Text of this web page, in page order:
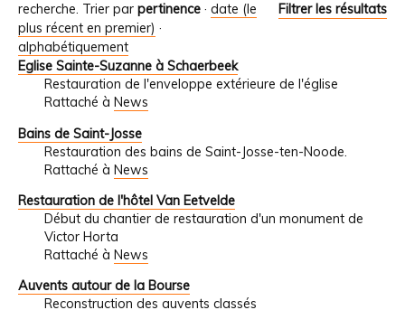
recherche.
Filtrer les résultats
Trier par pertinence · date (le
plus récent en premier) ·
alphabétiquement
Eglise Sainte-Suzanne à Schaerbeek
Restauration de l'enveloppe extérieure de l'église
Rattaché à News
Bains de Saint-Josse
Restauration des bains de Saint-Josse-ten-Noode.
Rattaché à News
Restauration de l'hôtel Van Eetvelde
Début du chantier de restauration d'un monument de
Victor Horta
Rattaché à News
Auvents autour de la Bourse
Reconstruction des auvents classés